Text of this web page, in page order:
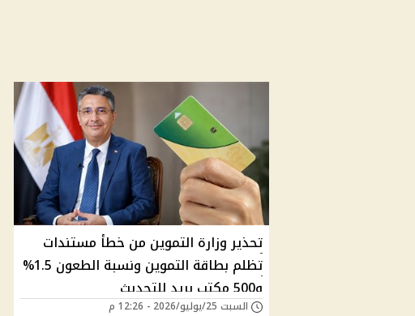
تحذير وزارة التموين من خطأ مستندات
تظلم بطاقة التموين ونسبة الطعون 1.5%
و500 مكتب بريد للتحديث
السبت 25/يوليو/2026 - 12:26 م